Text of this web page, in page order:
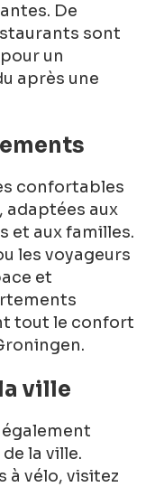
De
sont
un
après une
confortables
adaptées aux
et aux familles.
les voyageurs
et
tout le confort
ville
la ville.
à vélo, visitez